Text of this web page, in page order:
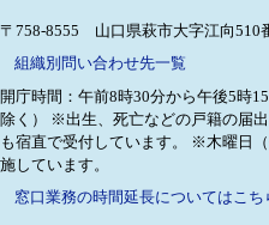
〒758-8555 山口県萩市大字江向510
組織別問い合わせ先一覧
開庁時間：午前8時30分から午後5時
除く）
※出生、死亡などの戸籍の届
も宿直で受付しています。
※木曜日
施しています。
窓口業務の時間延長についてはこち